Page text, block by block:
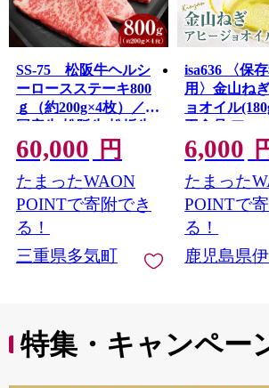
SS-75 松阪牛ヘルシ
ーロースステーキ800
ｇ（約200g×4枚）／
国産牛 松阪牛 松坂牛
高級和牛 黒毛和牛 ブ
ランド牛（ 近江牛 神
戸牛 に並ぶ 日本三大
和牛 ） 霜降り 冷凍 ふ
るさと納税 送料無料
牛肉 にく 大人気 贅沢
おすすめ 贈り物 リピ
60,000 円
たまったWAON
POINTで寄附でき
る！
三重県多気町
isa636 〈保
用〉金山ね
ョオイル
工食品 アッ
ル 金山ねぎ
ス 規格外 調
ーブオイル
ョ パスタ サ
物 サーキュ
ノミー SDGs
【MASA'S
6,000
たまった
POINTで
る！
鹿児島県
特集・キャンペー